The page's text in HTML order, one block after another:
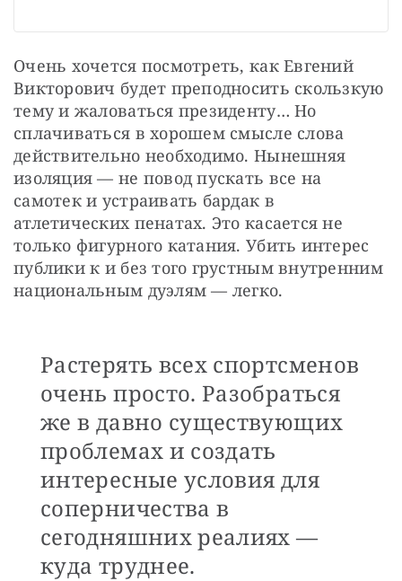
Очень хочется посмотреть, как Евгений
Викторович будет преподносить скользкую
тему и жаловаться президенту… Но
сплачиваться в хорошем смысле слова
действительно необходимо. Нынешняя
изоляция — не повод пускать все на
самотек и устраивать бардак в
атлетических пенатах. Это касается не
только фигурного катания. Убить интерес
публики к и без того грустным внутренним
национальным дуэлям — легко.
Растерять всех спортсменов
очень просто. Разобраться
же в давно существующих
проблемах и создать
интересные условия для
соперничества в
сегодняшних реалиях —
куда труднее.